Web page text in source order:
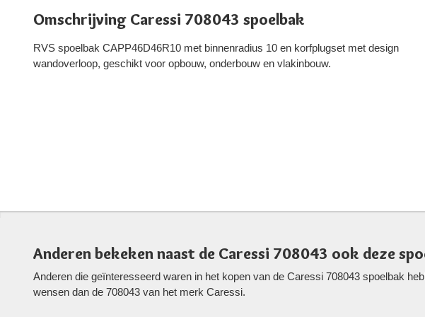
Omschrijving Caressi 708043 spoelbak
RVS spoelbak CAPP46D46R10 met binnenradius 10 en korfplugset met design
wandoverloop, geschikt voor opbouw, onderbouw en vlakinbouw.
Anderen bekeken naast de Caressi 708043 ook deze
Anderen die geïnteresseerd waren in het kopen van de Caressi 708043 spoelbak
wensen dan de 708043 van het merk Caressi.